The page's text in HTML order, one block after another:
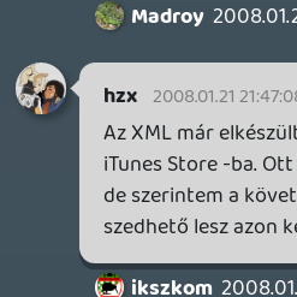
MEGA KOMMENT
Meghallgattam a januári adagot,
szerintem is nagyon jó lett.
bevágtatok a műsorba,
elindítottam a lavinát (ha
majd én küldök még egy párat
Tényleg, ki volt az emiles
Reakció néhány részre:
Black Maesa Source:
Ez nem igazán értem, ezért